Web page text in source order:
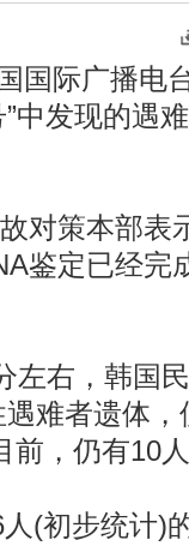
际广播电
中发现的遇
策本部表
鉴定已经完
右，韩国民
难者遗体，
前，仍有10
初步统计)的